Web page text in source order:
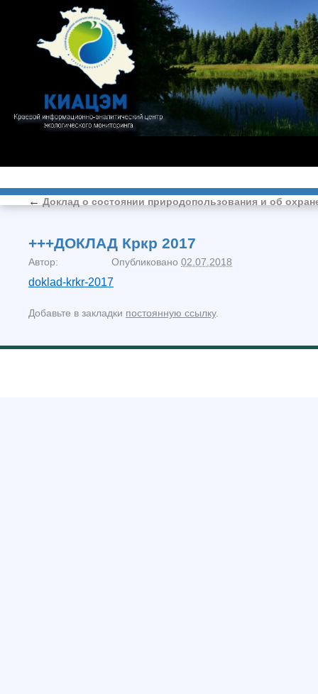
← Доклад о состоянии природопользования и об
+++ДОКЛАД Кркр 2017
Автор: Опубликовано 02.07.2018
doklad-krkr-2017
Добавьте в закладки постоянную ссылку.